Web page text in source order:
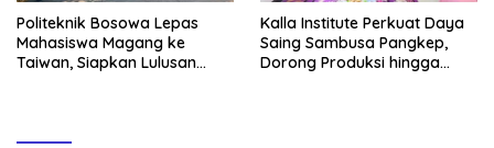
Politeknik Bosowa Lepas
Mahasiswa Magang ke
Taiwan, Siapkan Lulusan
Kalla Institute Perkuat Daya
Saing Sambusa Pangkep,
Dorong Produksi hingga